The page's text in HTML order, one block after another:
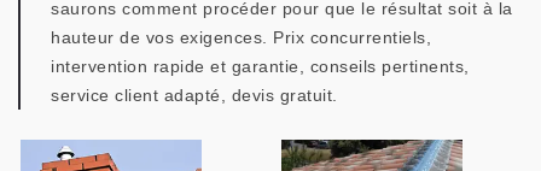
saurons comment procéder pour que le résultat soit à la
hauteur de vos exigences. Prix concurrentiels,
intervention rapide et garantie, conseils pertinents,
service client adapté, devis gratuit.